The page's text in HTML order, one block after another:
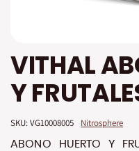
al
comienzo
de
la
de
imágenes
VITHAL
Y
SKU: VG10008005 Nitrosphere
ABONO HUERTO Y